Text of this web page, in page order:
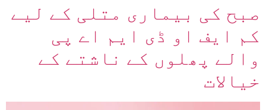
صبح کی بیماری متلی کے لیے
کم ایف او ڈی ایم اے پی
والے پھلوں کے ناشتے کے
خیالات